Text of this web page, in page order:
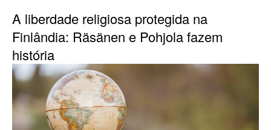
A liberdade religiosa protegida na
Finlândia: Räsänen e Pohjola fazem
história